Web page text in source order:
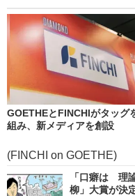
GOETHEとFINCHIがタッグ
組み、新メディアを創設
(FINCHI on GOETHE)
「口癖は 理
柳」大賞が決